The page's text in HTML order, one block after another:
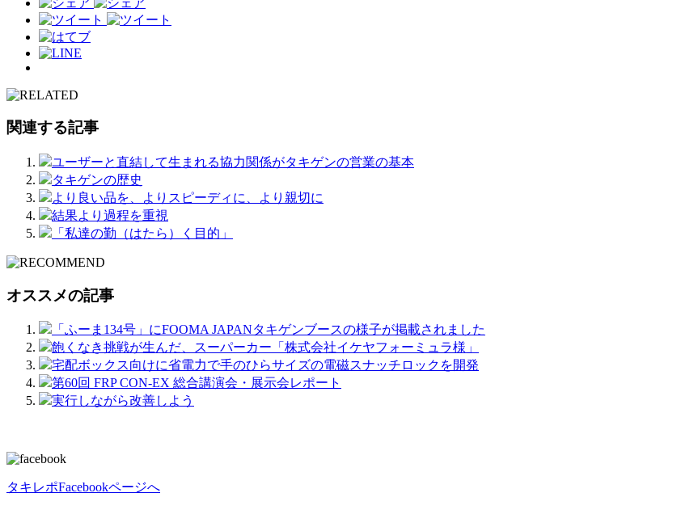
関連する記事
ユーザーと直結して生まれる協力関係がタキゲンの営業の基本
タキゲンの歴史
より良い品を、よりスピーディに、より親切に
結果より過程を重視
「私達の勤（はたら）く目的」
オススメの記事
「ふーま134号」にFOOMA JAPANタキゲンブースの様子が掲載されました
飽くなき挑戦が生んだ、スーパーカー「株式会社イケヤフォーミュラ様」
宅配ボックス向けに省電力で手のひらサイズの電磁スナッチロックを開発
第60回 FRP CON-EX 総合講演会・展示会レポート
実行しながら改善しよう
タキレポFacebookページへ